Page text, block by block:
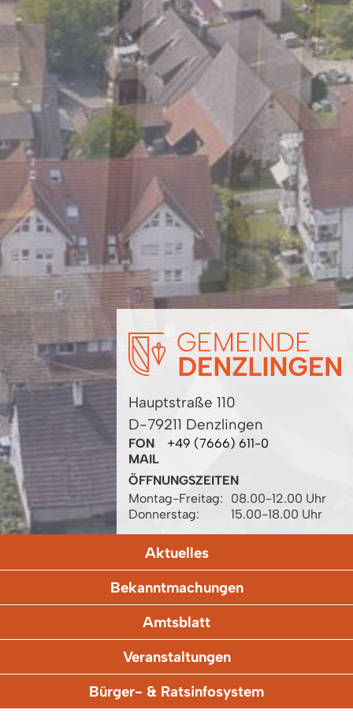
Hauptstraße 110
D-79211 Denzlingen
FON
+49 (7666) 611-0
MAIL
ÖFFNUNGSZEITEN
Montag-Freitag:
08.00-12.00 Uhr
Donnerstag:
15.00-18.00 Uhr
Aktuelles
Bekanntmachungen
Amtsblatt
Veranstaltungen
Bürger- & Ratsinfosystem